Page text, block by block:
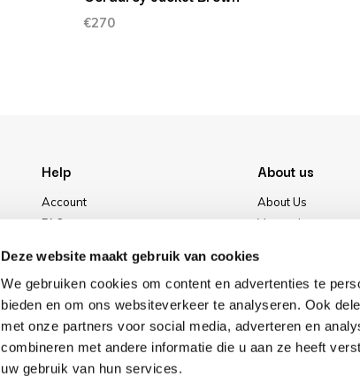
Deze website maakt gebruik van cookies
We gebruiken cookies om content en advertenties te
bieden en om ons websiteverkeer te analyseren. Ook
met onze partners voor social media, adverteren en
combineren met andere informatie die u aan ze heeft
uw gebruik van hun services.
€270
Help
Account
FAQ
Payment Methods
Shipping
Discount
About us
About Us
Vacancies
Our store